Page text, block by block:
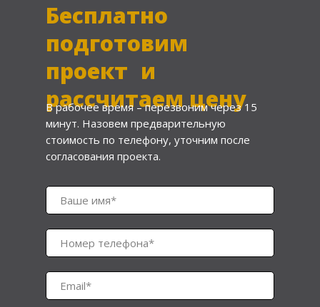
Бесплатно
подготовим
проект и
рассчитаем цену
В рабочее время – перезвоним через 15
минут. Назовем предварительную
стоимость по телефону, уточним после
согласования проекта.
Ваше имя*
Номер телефона*
Email*